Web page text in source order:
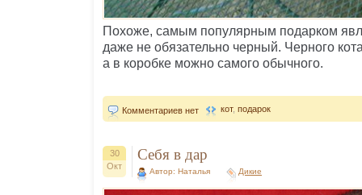
Похоже, самым популярным подарком
даже не обязательно черный. Черного
а в коробке можно самого обычного.
Комментариев нет кот, подарок
30
Окт
Себя в дар
Автор: Наталья Дикие